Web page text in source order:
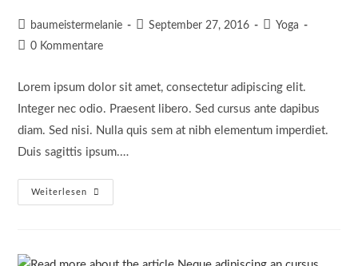
Beitrags-
Autor:
baumeistermelanie
Beitrag
September 27, 2016
Beitrags-
Yoga
Beitrags-
0 Kommentare
Lorem ipsum dolor sit amet, consectetur adipiscing elit.
Integer nec odio. Praesent libero. Sed cursus ante dapibus
diam. Sed nisi. Nulla quis sem at nibh elementum imperdiet.
Duis sagittis ipsum.…
Weiterlesen
Praesent
Libro